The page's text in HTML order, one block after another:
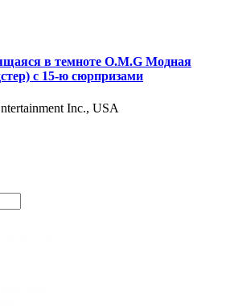
в темноте O.M.G Модная
с 15-ю сюрпризами
Inc., USA